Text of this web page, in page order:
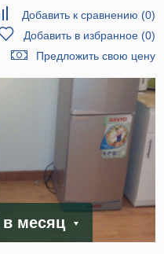
Добавить к сравнению (0)
Добавить в избранное(0)
Предложить свою цену
в месяц